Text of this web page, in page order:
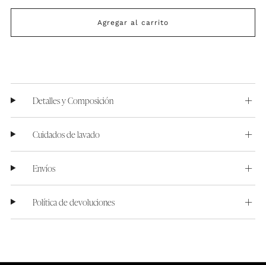
Agregar al carrito
Detalles y Composición
Cuidados de lavado
Envíos
Política de devoluciones